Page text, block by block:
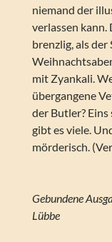
niemand der
verlassen
brenzlig, als der
mit Zyankali.
übergangene
der Butler?
gibt es viele.
mörderisch.
Lübbe